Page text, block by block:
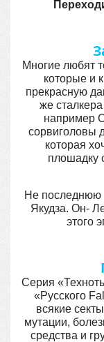
Многие любят
которые и
прекрасную
же
например
сорвиголовы
которая
плошадку
Не последнюю
Якудза. Он-
этого
Серия
«Русского
всякие
мутации,
средства и